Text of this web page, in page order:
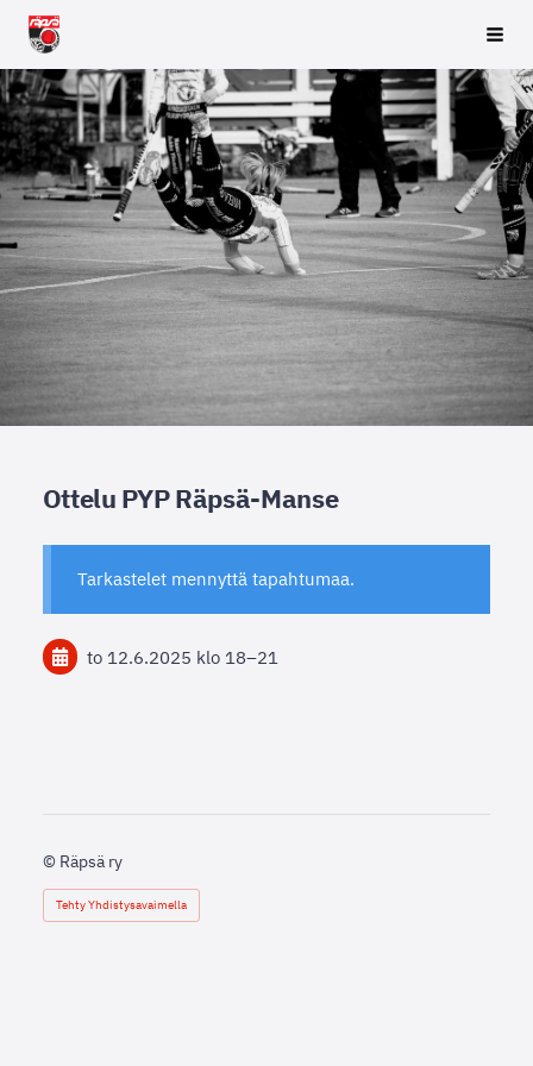
Siirry
sivun
sisältöön
Räpsä ry
Ottelu PYP Räpsä-Manse
Tarkastelet mennyttä tapahtumaa.
to 12.6.2025 klo 18–21
© Räpsä ry
Tehty Yhdistysavaimella